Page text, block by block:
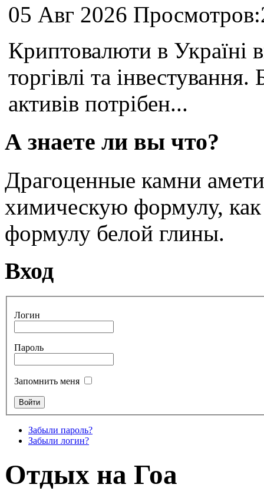
05 Авг 2026
Криптовалюти в Україні
торгівлі та
активів потрібен...
А знаете ли вы что?
Драгоценные камни
химическую формулу,
формулу белой глины.
Вход
Логин
Пароль
Запомнить меня
Забыли пароль?
Забыли логин?
Отдых на Гоа